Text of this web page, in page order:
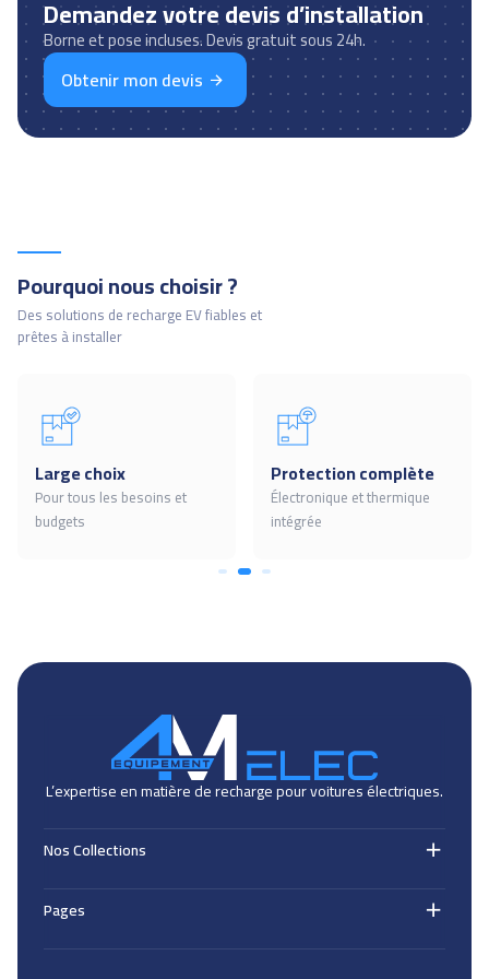
Demandez votre devis d’installation
Borne et pose incluses. Devis gratuit sous 24h.
Obtenir mon devis
Pourquoi nous choisir ?
Des solutions de recharge EV fiables et
prêtes à installer
Large choix
Pour tous les besoins et
budgets
Protection complète
Électronique et thermique
intégrée
L’expertise en matière de recharge pour voitures électriques.
Nos Collections
Bornes de recharge (EV)
Supports & accessoires (EV)
Pages